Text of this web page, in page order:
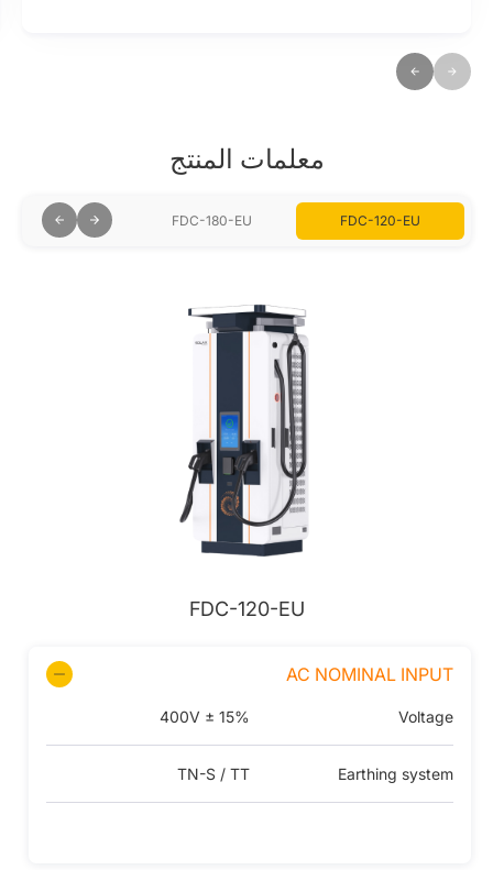
معلمات المنتج
FDC-120-EU
FDC-180-EU
FDC-240-EU
FDC-120-EU
AC NOMINAL INPUT
Voltage
400V ± 15%
Earthing system
TN-S / TT